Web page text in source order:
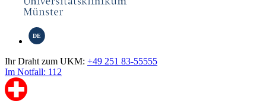
DE
Ihr Draht zum UKM: +49 251 83-55555
Im Notfall: 112